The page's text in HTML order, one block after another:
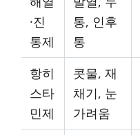
·진
통제
통, 인후
통
항히
스타
민제
콧물, 재
채기, 눈
가려움